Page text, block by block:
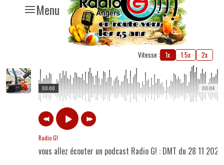
Menu
Vitesse : 1x 1.5x 2x
00:04
00:00
Radio G!
vous allez écouter un podcast Radio G! : DMT du 28 11 2023